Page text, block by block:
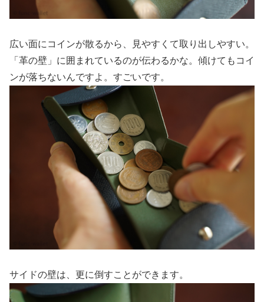
広い面にコインが散るから、見やすくて取り出しやすい。
「革の壁」に囲まれているのが伝わるかな。傾けてもコイ
ンが落ちないんですよ。すごいです。
サイドの壁は、更に倒すことができます。